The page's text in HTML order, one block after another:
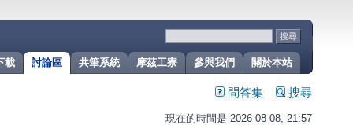
關於本站
參與我們
摩茲工寮
共筆系統
討論區
載
問答集 搜尋
現在的時間是 2026-08-08, 21:57